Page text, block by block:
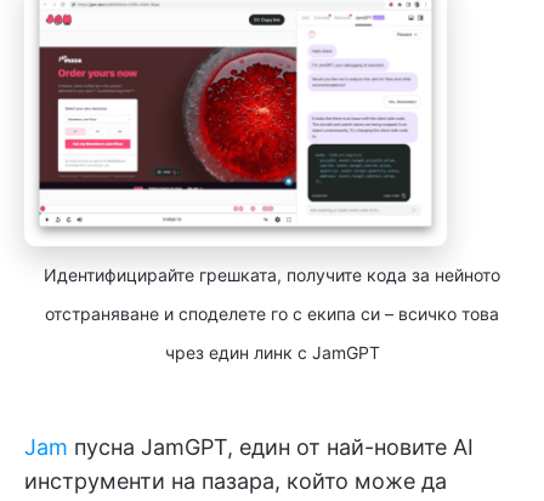
Идентифицирайте грешката, получите кода за нейното
отстраняване и споделете го с екипа си – всичко това
чрез един линк с JamGPT
Jam пусна JamGPT, един от най-новите AI
инструменти на пазара, който може да